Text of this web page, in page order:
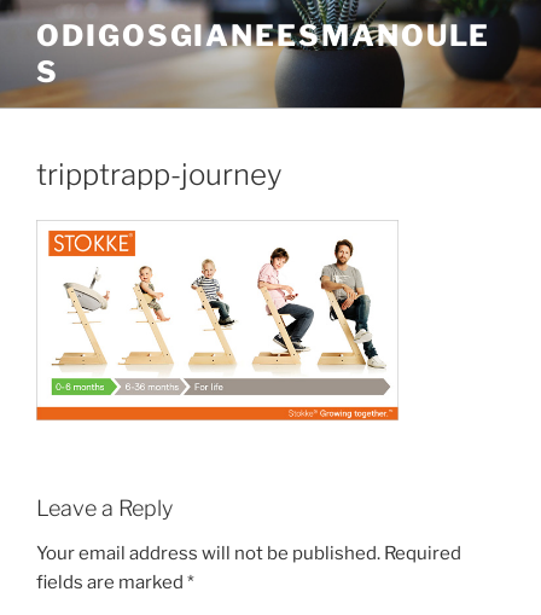
Skip
content
ODIGOSGIANEESMANOULE
S
tripptrapp-journey
Leave a Reply
Your email address will not be published. Required
fields are marked *